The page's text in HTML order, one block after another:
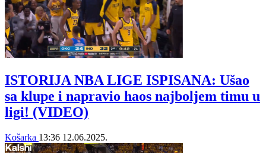
ISTORIJA NBA LIGE ISPISANA: Ušao
sa klupe i napravio haos najboljem timu u
ligi! (VIDEO)
Košarka 13:36 12.06.2025.